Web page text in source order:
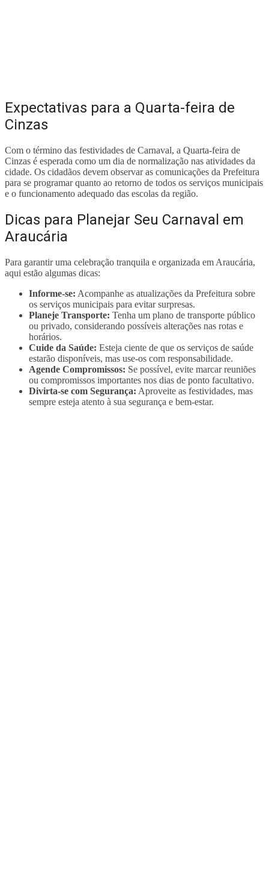
Expectativas para a Quarta-feira de
Cinzas
Com o término das festividades de Carnaval, a Quarta-feira de
Cinzas é esperada como um dia de normalização nas atividades da
cidade. Os cidadãos devem observar as comunicações da Prefeitura
para se programar quanto ao retorno de todos os serviços municipais
e o funcionamento adequado das escolas da região.
Dicas para Planejar Seu Carnaval em
Araucária
Para garantir uma celebração tranquila e organizada em Araucária,
aqui estão algumas dicas:
Informe-se: Acompanhe as atualizações da Prefeitura sobre
os serviços municipais para evitar surpresas.
Planeje Transporte: Tenha um plano de transporte público
ou privado, considerando possíveis alterações nas rotas e
horários.
Cuide da Saúde: Esteja ciente de que os serviços de saúde
estarão disponíveis, mas use-os com responsabilidade.
Agende Compromissos: Se possível, evite marcar reuniões
ou compromissos importantes nos dias de ponto facultativo.
Divirta-se com Segurança: Aproveite as festividades, mas
sempre esteja atento à sua segurança e bem-estar.